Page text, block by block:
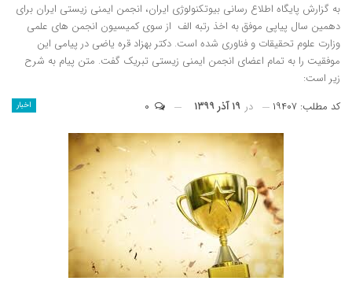
به گزارش پایگاه اطلاع رسانی بیوتکنولوژی ایران، انجمن ایمنی زیستی ایران برای
دهمین سال پیاپی موفق به اخذ رتبه الف از سوی کمیسیون انجمن های علمی
وزارت علوم تحقیقات و فناوری شده است. دکتر بهزاد قره یاضی در پیامی این
موفقیت را به تمام اعضای انجمن ایمنی زیستی تبریک گفت. متن پیام به شرح
زیر است:
اخبار کد مطلب: ۱۹۴۰۷ در ۱۹ آذر ۱۳۹۹